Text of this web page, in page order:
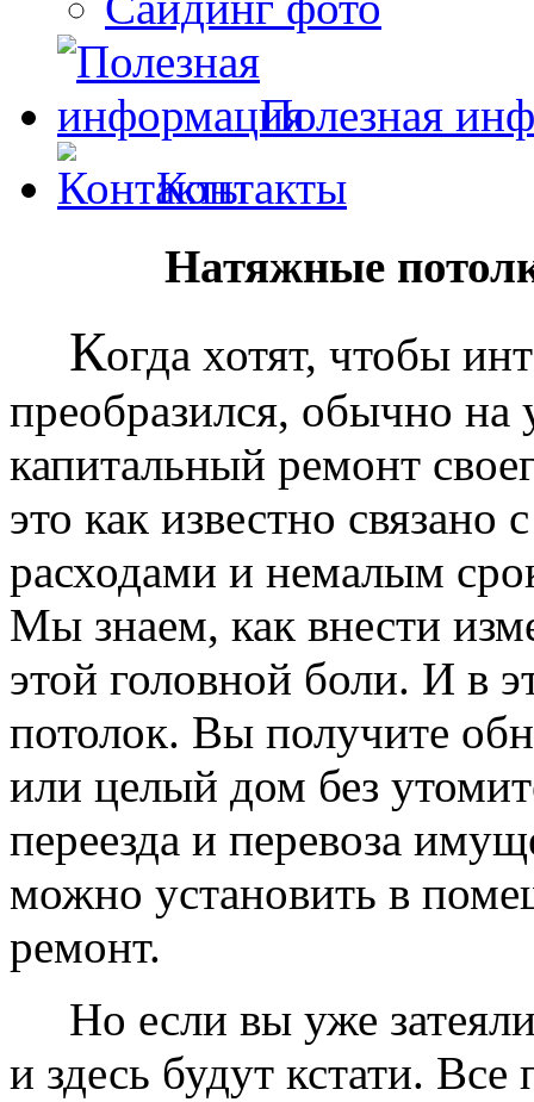
Полезная
Контакты
Натяжные
Когда хотят, чтобы
преобразился, обычно на
капитальный ремонт
это как известно
расходами и немалым
Мы знаем, как внести
этой головной боли. И в
потолок. Вы получите
или целый дом без
переезда и перевоза
можно установить в
ремонт.
Но если вы уже
и здесь будут кстати.